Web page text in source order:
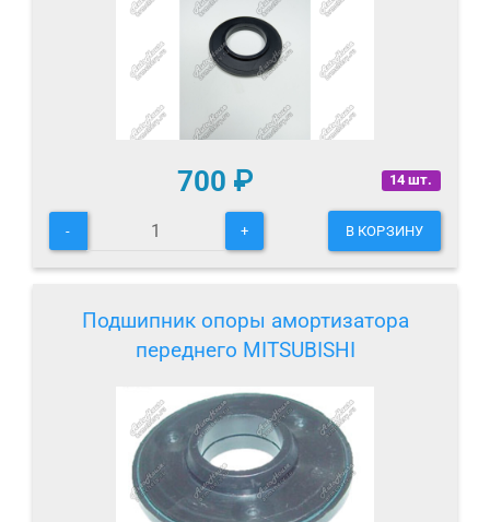
14 шт.
700 ₽
- + В КОРЗИНУ
Подшипник опоры амортизатора
переднего MITSUBISHI